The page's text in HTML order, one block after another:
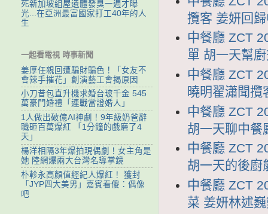
攬客 姜妍回
中餐廳 ZCT
單 胡一天幫
中餐廳 ZCT
曉明翟瀟聞攬
中餐廳 ZCT
胡一天聊中餐
中餐廳 ZCT
胡一天的後廚
中餐廳 ZCT
菜 姜妍林述
死新加坡組屋遺體發臭一週才曝
光...在亞洲最富國家打工40年的人
生
一起看電視 時事新聞
姜厚任親回遭騙財騙色！「女友不
會辣手摧花」創演藝工會揭原因
小刀昔包直升機求婚台玻千金 545
萬豪門婚禮「連戰當證婚人」
1人做出破億AI神劇！9年級奶爸辭
職砸百萬爆紅 「1分鐘的戲磨了4
天」
楊洋相隔3年爆拍現偶劇！女主角是
她 陸網爆兩大台灣名導掌鏡
朴軫永高顏值經紀人爆紅！ 獲封
「JYP四大美男」嘉賓看傻：偶像
吧